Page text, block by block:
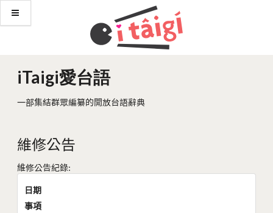
iTaigi愛台語
一部集結群眾編纂的開放台語辭典
維修公告
維修公告紀錄:
日期
事項